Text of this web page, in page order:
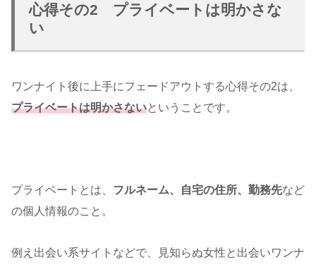
心得その2 プライベートは明かさな
い
ワンナイト後に上手にフェードアウトする心得その2は、
プライベートは明かさないということです。
プライベートとは、 フルネーム、自宅の住所、勤務先など
の個人情報のこと。
例え出会い系サイトなどで、見知らぬ女性と出会いワンナ